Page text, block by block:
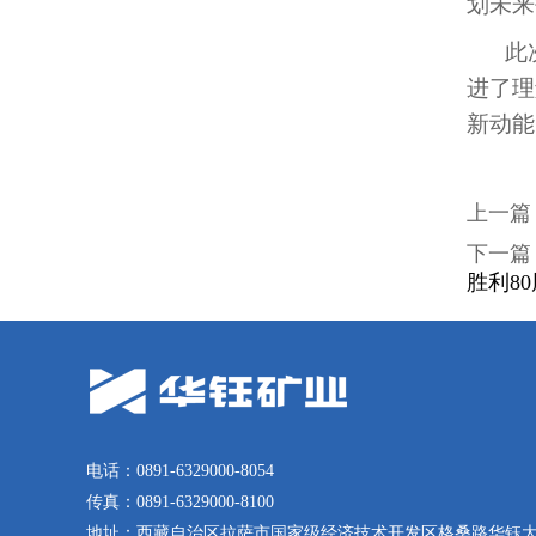
此
进了
新动
上一篇
下一篇
胜利
电话：0891-6329000-8054
传真：0891-6329000-8100